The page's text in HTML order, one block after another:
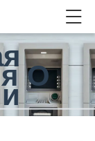
О